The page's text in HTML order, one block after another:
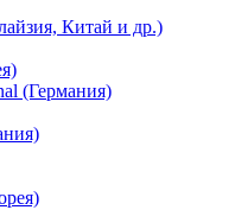
Китай и др.)
(Германия)